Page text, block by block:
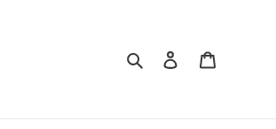
RechercherSe connecter